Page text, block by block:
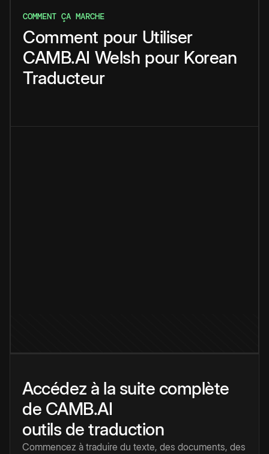
COMMENT ÇA MARCHE
Comment pour Utiliser
CAMB.AI Welsh pour Korean
Traducteur
Accédez à la suite complète
de CAMB.AI
outils de traduction
Commencez à traduire du texte, des documents, des